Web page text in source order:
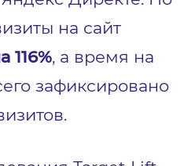
на сайт
116%, а время на
зафиксировано